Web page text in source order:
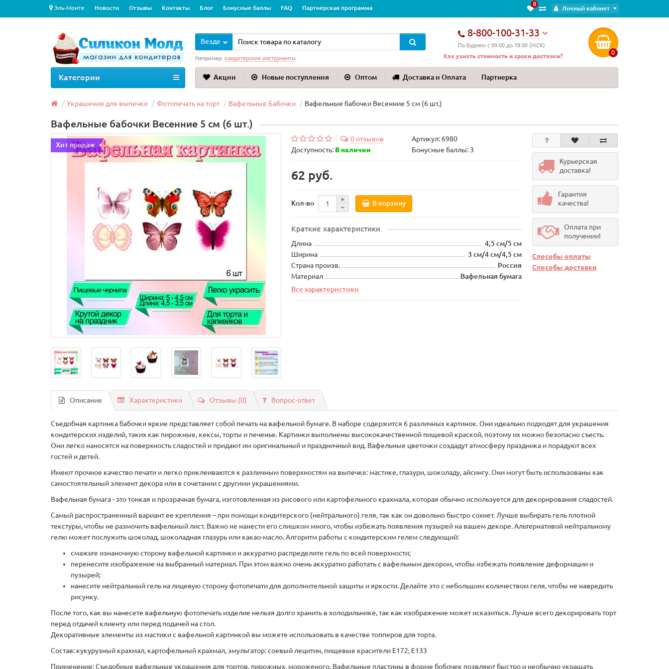
0
Личный кабинет
Эль-Монте Новости Отзывы Контакты Блог Бонусные баллы FAQ Партнерская программа
8-800-100-31-33
По Будням с 09:00 до 18:00 (МСК)
Как узнать стоимость и сроки доставки?
0
Везде
Например: кондитерские инструменты
Акции Новые поступления Оптом Доставка и Оплата Партнерка
Категории
Украшения для выпечки Фотопечать на торт Вафельные Бабочки Вафельные бабочки Весенние 5 см (6 шт.)
Вафельные бабочки Весенние 5 см (6 шт.)
Хит продаж
0 отзывов Артикул: 6980
Доступность: В наличии Бонусные баллы: 3
62 руб.
Кол-во В корзину
Краткие характеристики
Длина
4,5 см/5 см
Ширина
3 см/4 см/4,5 см
Страна произв.
Россия
Материал
Вафельная бумага
Все характеристики
Курьерская
доставка!
Гарантия
качества!
Оплата при
получении!
Способы оплаты
Способы доставки
Описание Характеристики Отзывы (0) Вопрос-ответ
Съедобная картинка бабочки яркие представляет собой печать на вафельной бумаге. В наборе содержится 6 различных картинок. Они идеально подходят для украшения
кондитерских изделий, таких как пирожные, кексы, торты и печенье. Картинки выполнены высококачественной пищевой краской, поэтому их можно безопасно съесть.
Они легко наносятся на поверхность сладостей и придают им оригинальный и праздничный вид. Вафельные цветочки создадут атмосферу праздника и порадуют всех
гостей и детей.
Имеют прочное качество печати и легко приклеиваются к различным поверхностям на выпечке: мастике, глазури, шоколаду, айсингу. Они могут быть использованы как
самостоятельный элемент декора или в сочетании с другими украшениями.
Вафельная бумага - это тонкая и прозрачная бумага, изготовленная из рисового или картофельного крахмала, которая обычно используется для декорирования сладостей.
Самый распространенный вариант ее крепления – при помощи кондитерского (нейтрального) геля, так как он довольно быстро сохнет. Лучше выбирать гель плотной
текстуры, чтобы не размочить вафельный лист. Важно не нанести его слишком много, чтобы избежать появления пузырей на вашем декоре. Альтернативой нейтральному
гелю может послужить шоколад, шоколадная глазурь или какао-масло. Алгоритм работы с кондитерским гелем следующий:
смажьте изнаночную сторону вафельной картинки и аккуратно распределите гель по всей поверхности;
перенесите изображение на выбранный материал. При этом важно очень аккуратно работать с вафельным декором, чтобы избежать появление деформации и
пузырей;
нанесите нейтральный гель на лицевую сторону фотопечати для дополнительной защиты и яркости. Делайте это с небольшим количеством геля, чтобы не навредить
рисунку.
После того, как вы нанесете вафельную фотопечать изделие нельзя долго хранить в холодильнике, так как изображение может исказиться. Лучше всего декорировать торт
перед отдачей клиенту или перед подачей на стол.
Декоративные элементы из мастики с вафельной картинкой вы можете использовать в качестве топперов для торта.
Состав: кукурузный крахмал, картофельный крахмал, эмульгатор: соевый лецитин, пищевые красители Е172, Е133
Применение: Съедобные вафельные украшения для тортов, пирожных, мороженого. Вафельные пластины в форме бобочек позвляют быстро и необычно украшать